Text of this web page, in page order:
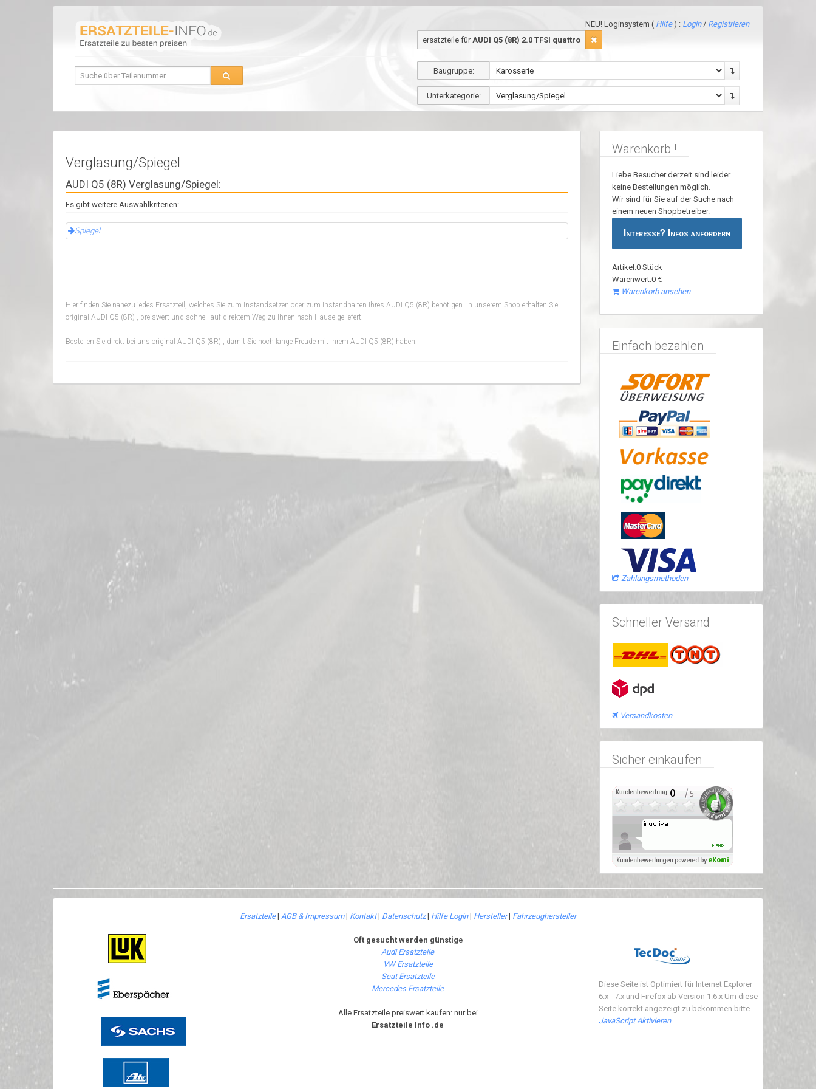
NEU! Loginsystem ( Hilfe) : Login/ Registrieren
ersatzteile fürAUDI Q5 (8R) 2.0 TFSI quattro
Baugruppe:
Unterkategorie:
Verglasung/Spiegel
AUDI Q5 (8R) Verglasung/Spiegel:
Es gibt weitere Auswahlkriterien:
Spiegel
Hier finden Sie nahezu jedes Ersatzteil, welches Sie zum Instandsetzen oder zum Instandhalten Ihres AUDI Q5 (8R) benötigen. In unserem Shop erhalten Sie
original AUDI Q5 (8R) , preiswert und schnell auf direktem Weg zu Ihnen nach Hause geliefert.
Bestellen Sie direkt bei uns original AUDI Q5 (8R) , damit Sie noch lange Freude mit Ihrem AUDI Q5 (8R) haben.
Warenkorb !
Liebe Besucher derzeit sind leider
keine Bestellungen möglich.
Wir sind für Sie auf der Suche nach
einem neuen Shopbetreiber.
Interesse? Infos anfordern
Artikel:0 Stück
Warenwert:0 €
Warenkorb ansehen
Einfach bezahlen
Zahlungsmethoden
Schneller Versand
Versandkosten
Sicher einkaufen
Ersatzteile| AGB & Impressum| Kontakt| Datenschutz| Hilfe Login| Hersteller| Fahrzeughersteller
Oft gesucht werden günstige
Audi Ersatzteile
VW Ersatzteile
Seat Ersatzteile
Mercedes Ersatzteile
Alle Ersatzteile preiswert kaufen: nur bei
Ersatzteile Info .de
Diese Seite ist Optimiert für Internet Explorer
6.x - 7.x und Firefox ab Version 1.6.x Um diese
Seite korrekt angezeigt zu bekommen bitte
JavaScript Aktivieren